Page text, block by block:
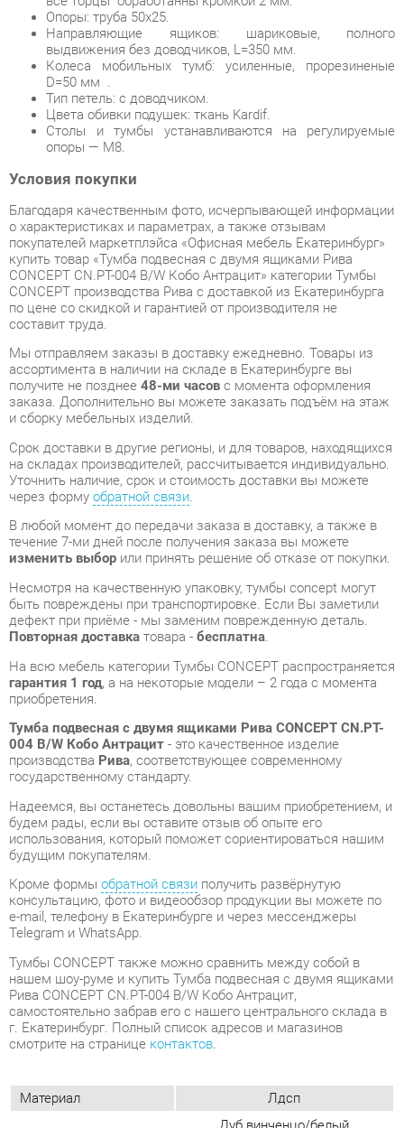
Тип петель: с доводчиком.
Цвета обивки подушек: ткань Kardif.
Столы и тумбы устанавливаются на регулируемые
опоры — М8.
Условия покупки
Благодаря качественным фото, исчерпывающей информации
о характеристиках и параметрах, а также отзывам
покупателей маркетплэйса «Офисная мебель Екатеринбург»
CONCEPT CN.PT-004 B/W Кобо Антрацит» категории Тумбы
по цене со скидкой и гарантией от производителя не
составит труда.
Мы отправляем заказы в доставку ежедневно. Товары из
ассортимента в наличии на складе в Екатеринбурге вы
получите не позднее48-ми часовс момента оформления
заказа. Дополнительно вы можете заказать подъём на этаж
и сборку мебельных изделий.
Срок доставки в другие регионы, и для товаров, находящихся
на складах производителей, рассчитывается индивидуально.
Уточнить наличие, срок и стоимость доставки вы можете
через форму обратной связи
В любой момент до передачи заказа в доставку, а также в
течение 7-ми дней после получения заказа вы можете
изменить выборили принять решение об отказе от покупки.
Несмотря на качественную упаковку, тумбы concept могут
быть повреждены при транспортировке. Если Вы заметили
Повторная доставка товара -бесплатна .
На всю мебель категории Тумбы CONCEPT распространяется
приобретения.
Тумба подвесная с двумя ящиками Рива CONCEPT CN.PT-
004 B/W Кобо Антрацит- это качественное изделие
производства
, соответствующее современному
государственному стандарту.
Надеемся, вы останетесь довольны вашим приобретением, и
будем рады, если вы оставите отзыв об опыте его
использования, который поможет сориентироваться нашим
будущим покупателям.
Кроме формы обратной связиполучить развёрнутую
консультацию, фото и видеообзор продукции вы можете по
e-mail, телефону в Екатеринбурге и через мессенджеры
Telegram и WhatsApp.
Тумбы CONCEPT также можно сравнить между собой в
нашем шоу-руме и купить Тумба подвесная с двумя ящиками
самостоятельно забрав его с нашего центрального склада в
г. Екатеринбург. Полный список адресов и магазинов
смотрите на страницеконтактов .
Материал Лдсп
Цвет
Дуб винченцо/белый
бриллиант/черный
Ширина, мм
Высота, мм
336
С ящиками